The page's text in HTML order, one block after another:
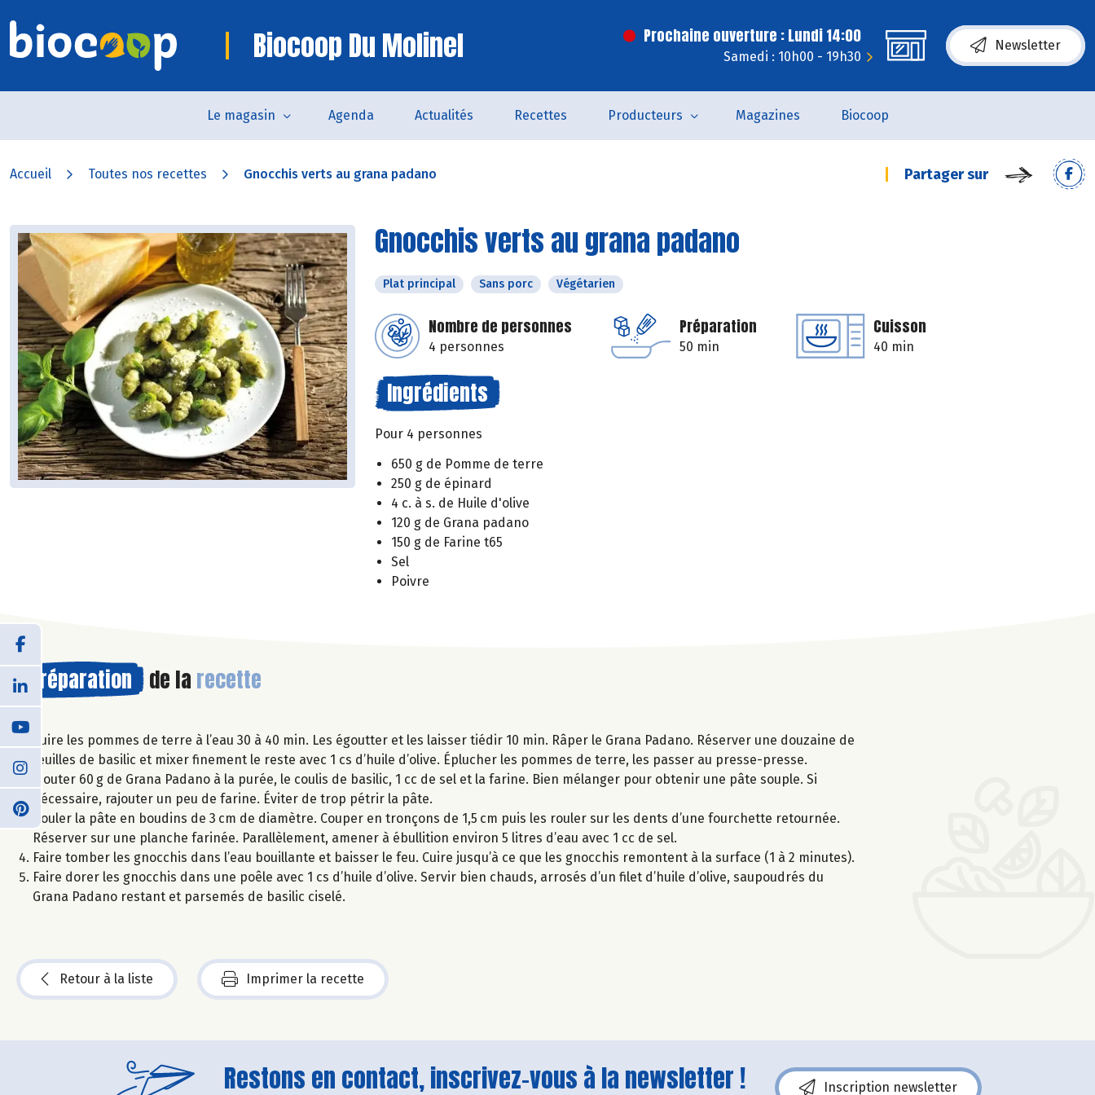
Biocoop Du Molinel Prochaine ouverture : Lundi 14:00
Samedi : 10h00 - 19h30
Newsletter
Le magasin Agenda Actualités Recettes Producteurs Magazines Biocoop
Accueil Toutes nos recettes Gnocchis verts au grana padano Partager sur
Gnocchis verts au grana padano
Plat principal Sans porc Végétarien
Nombre de personnes
4 personnes
Préparation
50 min
Cuisson
40 min
Ingrédients
Pour 4 personnes
650 g de Pomme de terre
250 g de épinard
4 c. à s. de Huile d'olive
120 g de Grana padano
150 g de Farine t65
Sel
Poivre
Préparation de la recette
Cuire les pommes de terre à l’eau 30 à 40 min. Les égoutter et les laisser tiédir 10 min. Râper le Grana Padano. Réserver une douzaine de
feuilles de basilic et mixer finement le reste avec 1 cs d’huile d’olive. Éplucher les pommes de terre, les passer au presse-presse.
Ajouter 60 g de Grana Padano à la purée, le coulis de basilic, 1 cc de sel et la farine. Bien mélanger pour obtenir une pâte souple. Si
nécessaire, rajouter un peu de farine. Éviter de trop pétrir la pâte.
Rouler la pâte en boudins de 3 cm de diamètre. Couper en tronçons de 1,5 cm puis les rouler sur les dents d’une fourchette retournée.
Réserver sur une planche farinée. Parallèlement, amener à ébullition environ 5 litres d’eau avec 1 cc de sel.
Faire tomber les gnocchis dans l’eau bouillante et baisser le feu. Cuire jusqu’à ce que les gnocchis remontent à la surface (1 à 2 minutes).
Faire dorer les gnocchis dans une poêle avec 1 cs d’huile d’olive. Servir bien chauds, arrosés d’un filet d’huile d’olive, saupoudrés du
Grana Padano restant et parsemés de basilic ciselé.
Retour à la liste Imprimer la recette
Restons en contact, inscrivez-vous à la newsletter ! Inscription newsletter